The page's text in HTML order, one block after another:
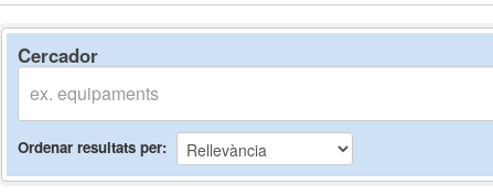
Cercador
Ordenar resultats per